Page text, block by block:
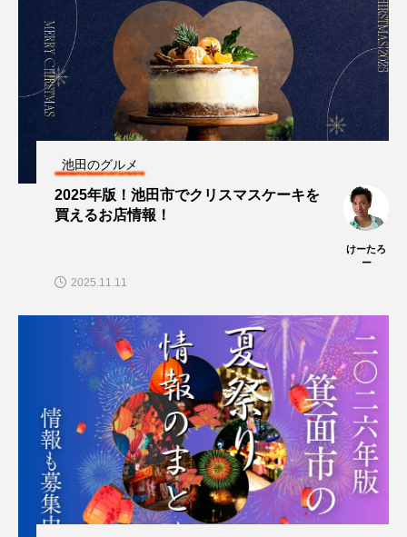
池田のグルメ
2025年版！池田市でクリスマスケーキを
買えるお店情報！
けーたろ
ー
2025.11.11